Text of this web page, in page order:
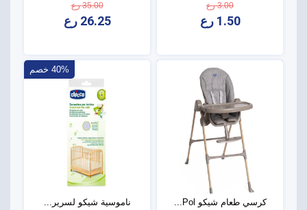
3.00 رع
1.50 رع
35.00 رع
26.25 رع
كرسي طعام شيكو Pol...
40% خصم
ناموسية شيكو لسرير...